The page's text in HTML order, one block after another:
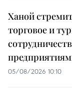
Ханой
торговое и
05/08/2026 10:10